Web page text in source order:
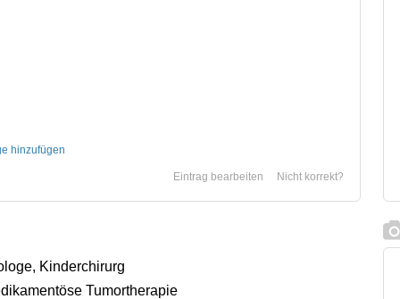
hinzufügen
Nicht korrekt?
Eintrag bearbeiten
Kinderchirurg
Tumortherapie